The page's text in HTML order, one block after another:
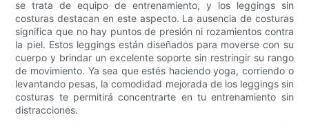
se trata de equipo de entrenamiento, y los leggings sin
costuras destacan en este aspecto. La ausencia de costuras
significa que no hay puntos de presión ni rozamientos contra
la piel. Estos leggings están diseñados para moverse con su
cuerpo y brindar un excelente soporte sin restringir su rango
de movimiento. Ya sea que estés haciendo yoga, corriendo o
levantando pesas, la comodidad mejorada de los leggings sin
costuras te permitirá concentrarte en tu entrenamiento sin
distracciones.